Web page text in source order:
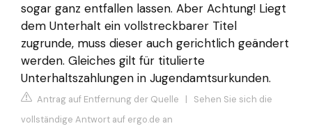
sogar ganz entfallen lassen. Aber Achtung! Liegt
dem Unterhalt ein vollstreckbarer Titel
zugrunde, muss dieser auch gerichtlich geändert
werden. Gleiches gilt für titulierte
Unterhaltszahlungen in Jugendamtsurkunden.
Antrag auf Entfernung der Quelle | Sehen Sie sich die
vollständige Antwort auf ergo.de an